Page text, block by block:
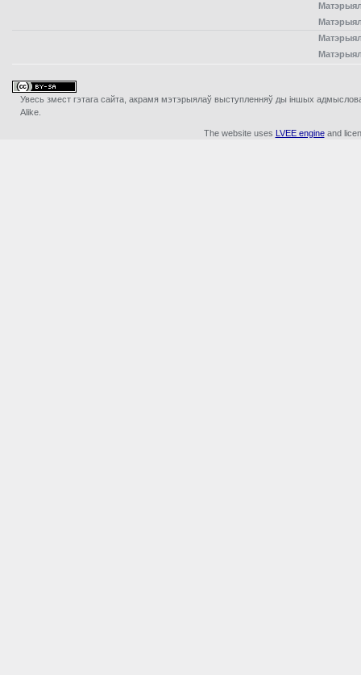
Увесь змест гэтага сайта, акрамя мэтэрыялаў выступленняў ды iншых
Alike.
The website uses LVEE engineand